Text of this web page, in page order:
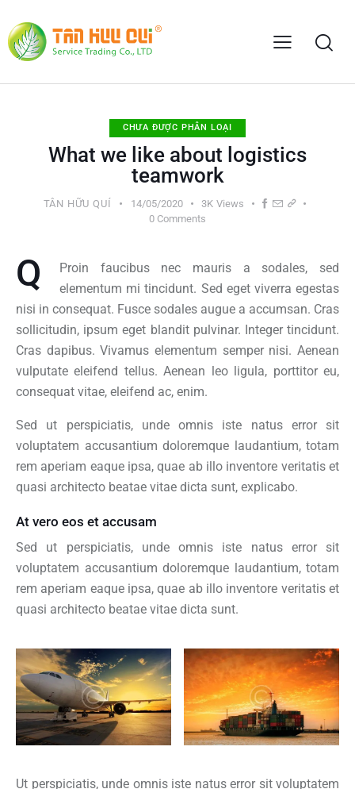
CHƯA ĐƯỢC PHÂN LOẠI
What we like about logistics
teamwork
TÂN HỮU QUÍ 14/05/2020 3K Views
0 Comments
Q
Proin faucibus nec mauris a sodales, sed
elementum mi tincidunt. Sed eget viverra egestas
nisi in consequat. Fusce sodales augue a accumsan. Cras
sollicitudin, ipsum eget blandit pulvinar. Integer tincidunt.
Cras dapibus. Vivamus elementum semper nisi. Aenean
vulputate eleifend tellus. Aenean leo ligula, porttitor eu,
consequat vitae, eleifend ac, enim.
Sed ut perspiciatis, unde omnis iste natus error sit
voluptatem accusantium doloremque laudantium, totam
rem aperiam eaque ipsa, quae ab illo inventore veritatis et
quasi architecto beatae vitae dicta sunt, explicabo.
At vero eos et accusam
Sed ut perspiciatis, unde omnis iste natus error sit
voluptatem accusantium doloremque laudantium, totam
rem aperiam eaque ipsa, quae ab illo inventore veritatis et
quasi architecto beatae vitae dicta sunt.
Ut perspiciatis, unde omnis iste natus error sit voluptatem